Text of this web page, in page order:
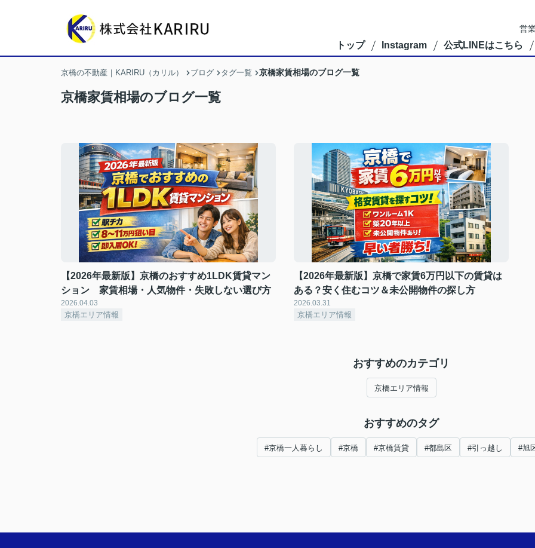
営
トップ Instagram 公式LINEはこちら
京橋の不動産｜KARIRU（カリル） ブログ タグ一覧 京橋家賃相場のブログ一覧
京橋家賃相場のブログ一覧
【2026年最新版】京橋のおすすめ1LDK賃貸マン
ション 家賃相場・人気物件・失敗しない選び方
2026.04.03
京橋エリア情報
【2026年最新版】京橋で家賃6万円以下の賃貸は
ある？安く住むコツ＆未公開物件の探し方
2026.03.31
京橋エリア情報
おすすめのカテゴリ
京橋エリア情報
おすすめのタグ
#京橋一人暮らし #京橋 #京橋賃貸 #都島区 #引っ越し #旭